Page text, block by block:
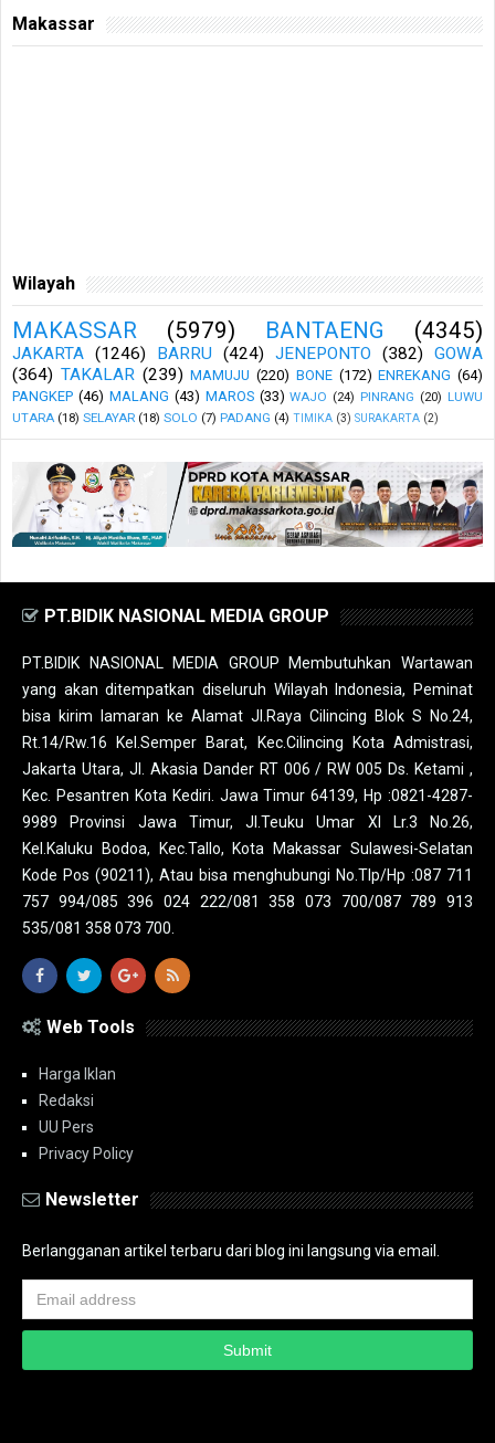
Makassar
Wilayah
MAKASSAR (5979) BANTAENG (4345)
JAKARTA (1246) BARRU (424) JENEPONTO (382)
GOWA
(364) TAKALAR (239) MAMUJU (220) BONE (172) ENREKANG (64)
PANGKEP (46) MALANG (43) MAROS (33) WAJO (24) PINRANG (20) LUWU
UTARA (18) SELAYAR (18) SOLO (7) PADANG (4) TIMIKA (3) SURAKARTA (2)
PT.BIDIK NASIONAL MEDIA GROUP
PT.BIDIK NASIONAL MEDIA GROUP Membutuhkan Wartawan
yang akan ditempatkan diseluruh Wilayah Indonesia, Peminat
bisa kirim lamaran ke Alamat Jl.Raya Cilincing Blok S No.24,
Rt.14/Rw.16 Kel.Semper Barat, Kec.Cilincing Kota Admistrasi,
Jakarta Utara, Jl. Akasia Dander RT 006 / RW 005 Ds. Ketami ,
Kec. Pesantren Kota Kediri. Jawa Timur 64139, Hp :0821-4287-
9989 Provinsi Jawa Timur, Jl.Teuku Umar XI Lr.3 No.26,
Kel.Kaluku Bodoa, Kec.Tallo, Kota Makassar Sulawesi-Selatan
Kode Pos (90211), Atau bisa menghubungi No.Tlp/Hp :087 711
757 994/085 396 024 222/081 358 073 700/087 789 913
535/081 358 073 700.
Web Tools
Harga Iklan
Redaksi
UU Pers
Privacy Policy
Newsletter
Berlangganan artikel terbaru dari blog ini langsung via email.